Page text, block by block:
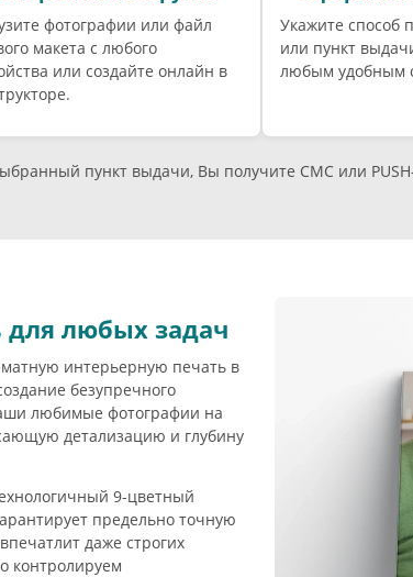
фотографии или файл
макета с любого
или создайте онлайн в
Укажите способ
или пункт
любым удобным
пункт выдачи, Вы получите СМС или
для любых задач
интерьерную печать в
безупречного
любимые фотографии на
детализацию и глубину
9-цветный
предельно точную
даже строгих
контролируем